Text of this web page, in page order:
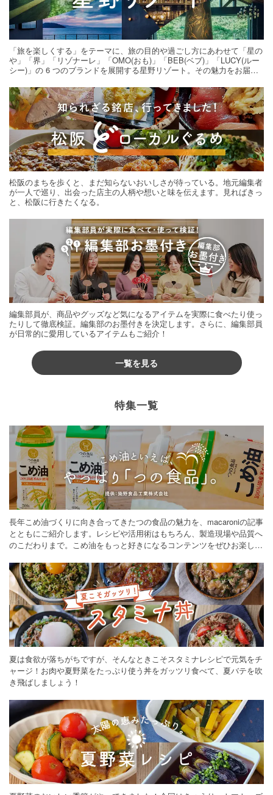
「旅を楽しくする」をテーマに、旅の目的や過ごし方にあわせて「星の
や」「界」「リゾナーレ」「OMO(おも)」「BEB(ベブ)」「LUCY(ルー
シー)」の 6 つのブランドを展開する星野リゾート。その魅力をお届け
松阪のまちを歩くと、まだ知らないおいしさが待っている。地元編集者
が一人で巡り、出会った店主の人柄や想いと味を伝えます。見ればきっ
と、松阪に行きたくなる。
編集部員が、商品やグッズなど気になるアイテムを実際に食べたり使っ
たりして徹底検証。編集部のお墨付きを決定します。さらに、編集部員
が日常的に愛用しているアイテムもご紹介！
一覧を見る
特集一覧
長年こめ油づくりに向き合ってきたつの食品の魅力を、macaroniの記事
とともにご紹介します。レシピや活用術はもちろん、製造現場や品質へ
のこだわりまで。こめ油をもっと好きになるコンテンツをぜひお楽しみ
夏は食欲が落ちがちですが、そんなときこそスタミナレシピで元気をチ
ャージ！お肉や夏野菜をたっぷり使う丼をガッツリ食べて、夏バテを吹
き飛ばしましょう！